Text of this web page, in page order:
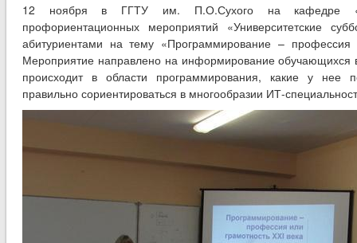
12 ноября в ГГТУ им. П.О.Сухого на кафедре
профориентационных мероприятий «Университетские
абитуриентами на тему «Программирование – профессия
Мероприятие направлено на информирование обучающихся
происходит в области программирования, какие у нее
правильно сориентироваться в многообразии ИТ-